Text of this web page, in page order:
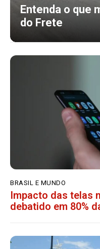
Entenda o que
do Frete
BRASIL E MUNDO
Impacto das telas
debatido em 80%